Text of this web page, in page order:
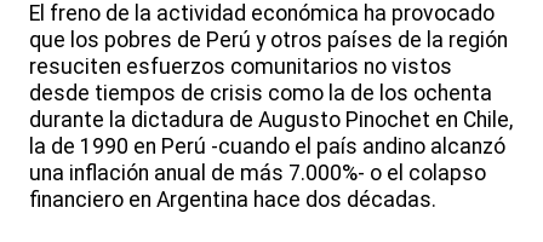
El freno de la actividad económica ha provocado
que los pobres de Perú y otros países de la región
resuciten esfuerzos comunitarios no vistos
desde tiempos de crisis como la de los ochenta
durante la dictadura de Augusto Pinochet en Chile,
la de 1990 en Perú -cuando el país andino alcanzó
una inflación anual de más 7.000%- o el colapso
financiero en Argentina hace dos décadas.